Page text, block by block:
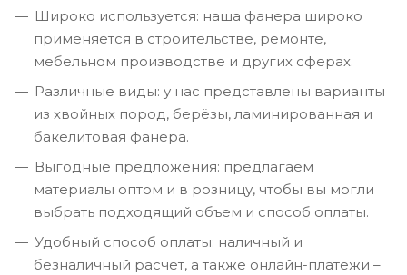
Широко используется: наша фанера широко
применяется в строительстве, ремонте,
мебельном производстве и других сферах.
Различные виды: у нас представлены варианты
из хвойных пород, берёзы, ламинированная и
бакелитовая фанера.
Выгодные предложения: предлагаем
материалы оптом и в розницу, чтобы вы могли
выбрать подходящий объем и способ оплаты.
Удобный способ оплаты: наличный и
безналичный расчёт, а также онлайн-платежи –